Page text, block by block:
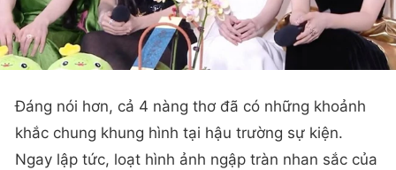
Đáng nói hơn, cả 4 nàng thơ đã có những khoảnh
khắc chung khung hình tại hậu trường sự kiện.
Ngay lập tức, loạt hình ảnh ngập tràn nhan sắc của